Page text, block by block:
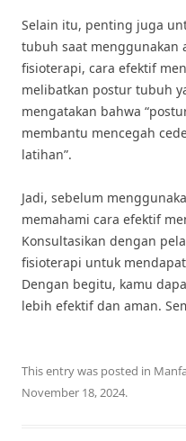
Selain itu, penting juga
tubuh saat menggunakan
fisioterapi, cara efektif
melibatkan postur tubuh
mengatakan bahwa
membantu mencegah
latihan”.
Jadi, sebelum
memahami cara efektif
Konsultasikan dengan
fisioterapi untuk
Dengan begitu, kamu
lebih efektif dan aman.
This entry was posted in
November 18, 2024.